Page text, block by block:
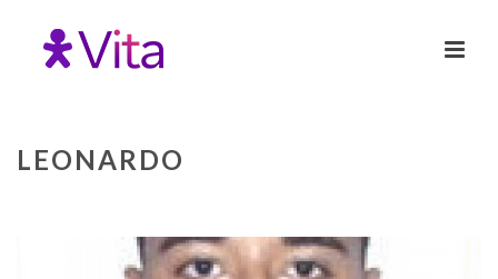
LEONARDO